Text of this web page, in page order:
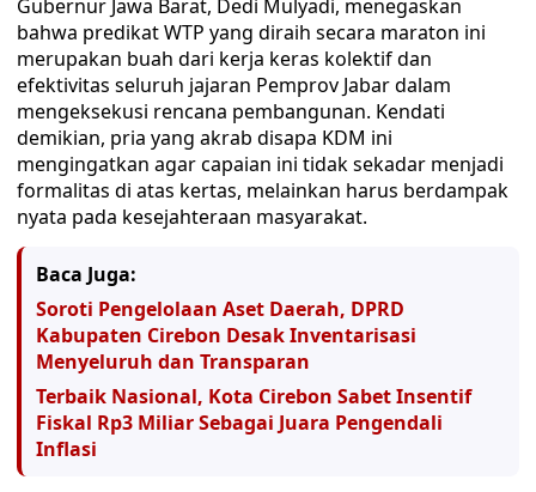
Gubernur Jawa Barat, Dedi Mulyadi, menegaskan
bahwa predikat WTP yang diraih secara maraton ini
merupakan buah dari kerja keras kolektif dan
efektivitas seluruh jajaran Pemprov Jabar dalam
mengeksekusi rencana pembangunan. Kendati
demikian, pria yang akrab disapa KDM ini
mengingatkan agar capaian ini tidak sekadar menjadi
formalitas di atas kertas, melainkan harus berdampak
nyata pada kesejahteraan masyarakat.
Baca Juga:
Soroti Pengelolaan Aset Daerah, DPRD
Kabupaten Cirebon Desak Inventarisasi
Menyeluruh dan Transparan
Terbaik Nasional, Kota Cirebon Sabet Insentif
Fiskal Rp3 Miliar Sebagai Juara Pengendali
Inflasi